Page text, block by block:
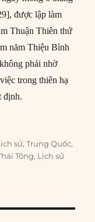
được lập làm
Thuận Thiên thứ
năm Thiệu Bình
phải nhờ
trong thiên hạ
định.
Lê Thái Tông (P1)”
sử,Trung Quốc,
Tông, Lịch sử